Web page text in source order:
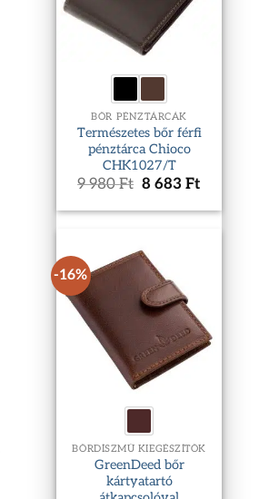
BŐR PÉNZTÁRCÁK
Természetes bőr férfi
pénztárca Chioco
CHK1027/T
9 980Ft Original
was:
980 Ft.
8 683Ft
is:
-16%
BŐRDÍSZMŰ KIEGÉSZÍTŐK
GreenDeed bőr
kártyatartó